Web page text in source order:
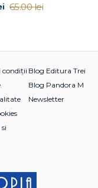
65.00 lei
condiții Blog Editura Trei
Blog Pandora M
Newsletter